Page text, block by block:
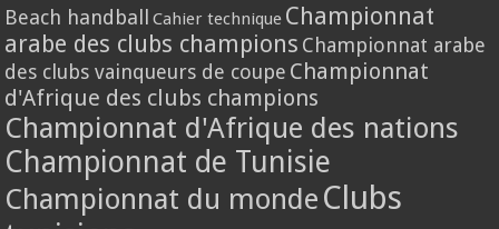
Beach handball Cahier technique Championnat
arabe des clubs champions Championnat arabe
des clubs vainqueurs de coupe Championnat
d'Afrique des clubs champions
Championnat d'Afrique des nations
Championnat de Tunisie
Championnat du monde Clubs